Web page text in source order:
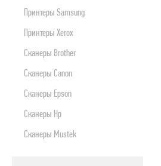
Принтеры Samsung
Принтеры Xerox
Сканеры Brother
Сканеры Canon
Сканеры Epson
Сканеры Hp
Сканеры Mustek